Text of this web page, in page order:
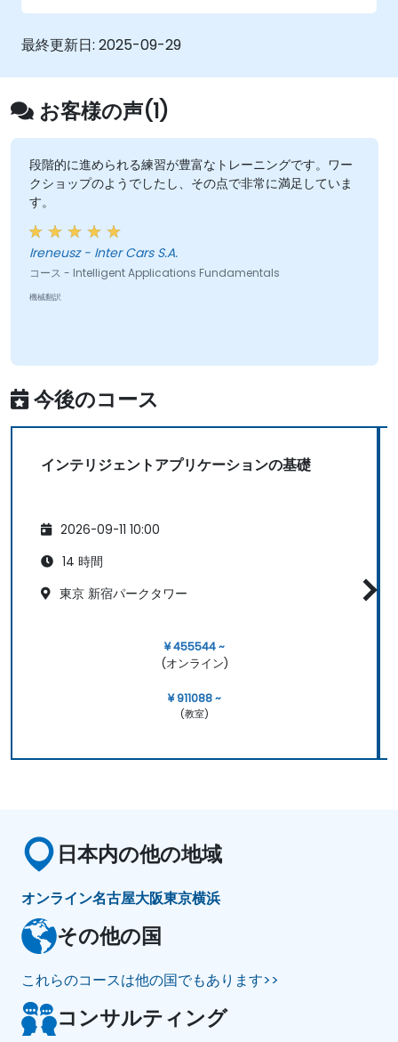
各業界におけるAIの実用性と限界を認識でき
るようになる。
ついて議論できるようになる。
最終更新日: 2025-09-29
お客様の声(1)
段階的に進められる練習が豊富なトレーニングです。ワー
クショップのようでしたし、その点で非常に満足していま
す。
Ireneusz - Inter Cars S.A.
コース - Intelligent Applications Fundamentals
機械翻訳
今後のコース
インテリジェントアプリケーションの基礎
2026-09-11 10:00
14 時間
東京 新宿パークタワー
¥ 455544 ~
(オンライン)
¥ 911088 ~
(教室)
日本内の他の地域
オンライン名古屋大阪東京横浜
その他の国
これらのコースは他の国でもあります>>
コンサルティング